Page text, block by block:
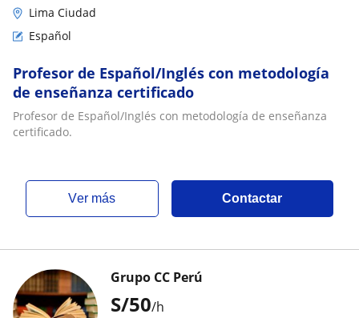
Lima Ciudad
Español
Profesor de Español/Inglés con metodología
de enseñanza certificado
Profesor de Español/Inglés con metodología de enseñanza
certificado.
ver más Contactar
S/50/h
Grupo CC Perú